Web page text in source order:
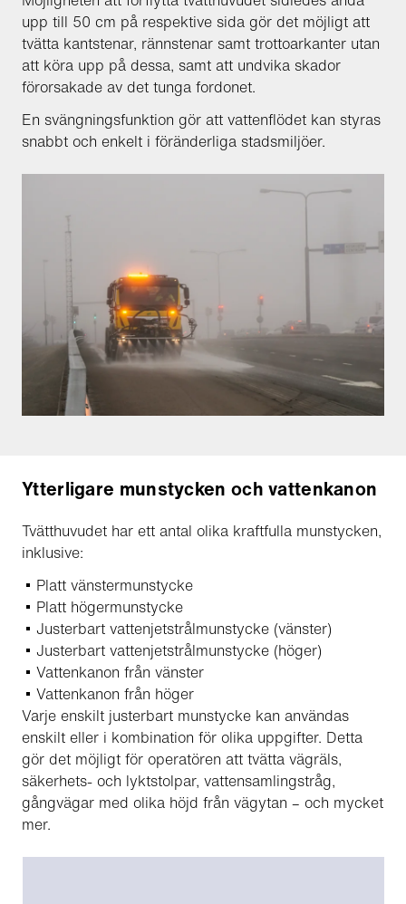
upp till 50 cm på respektive sida gör det möjligt att
tvätta kantstenar, rännstenar samt trottoarkanter utan
att köra upp på dessa, samt att undvika skador
förorsakade av det tunga fordonet.
En svängningsfunktion gör att vattenflödet kan styras
snabbt och enkelt i föränderliga stadsmiljöer.
Ytterligare munstycken och vattenkanon
Tvätthuvudet har ett antal olika kraftfulla munstycken,
inklusive:
Platt vänstermunstycke
Platt högermunstycke
Justerbart vattenjetstrålmunstycke (vänster)
Justerbart vattenjetstrålmunstycke (höger)
Vattenkanon från vänster
Vattenkanon från höger
Varje enskilt justerbart munstycke kan användas
enskilt eller i kombination för olika uppgifter. Detta
gör det möjligt för operatören att tvätta vägräls,
säkerhets- och lyktstolpar, vattensamlingstråg,
gångvägar med olika höjd från vägytan – och mycket
mer.